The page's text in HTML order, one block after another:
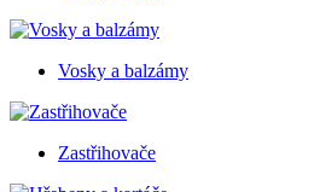
Vosky a balzámy
Zastřihovače